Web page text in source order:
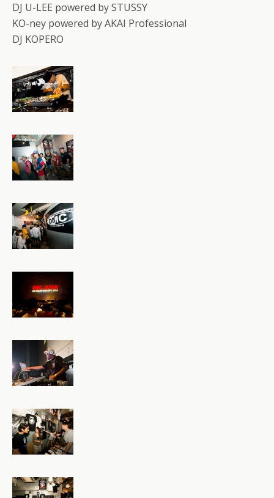
DJ U-LEE powered by STUSSY
KO-ney powered by AKAI Professional
DJ KOPERO